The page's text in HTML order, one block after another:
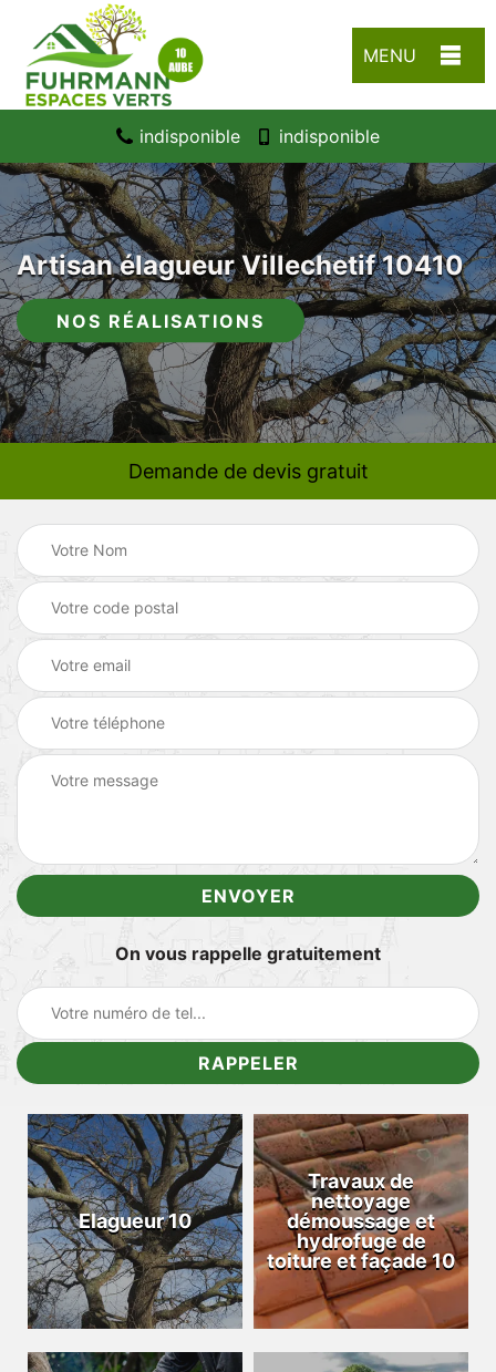
MENU
indisponible indisponible
Artisan élagueur Villechetif 10410
NOS RÉALISATIONS
Demande de devis gratuit
On vous rappelle gratuitement
Elagueur 10
Travaux de
nettoyage
démoussage et
hydrofuge de
toiture et façade 10